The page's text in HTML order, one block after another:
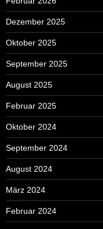
Dezember 2025
Oktober 2025
September 2025
August 2025
Februar 2025
Oktober 2024
September 2024
August 2024
März 2024
Februar 2024